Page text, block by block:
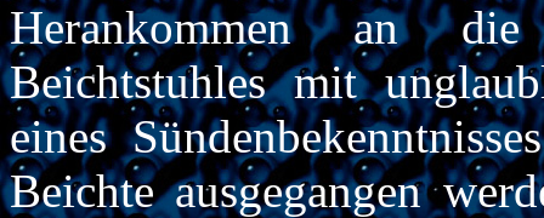
Herankommen an
Beichtstuhles mit
eines
Beichte ausgegangen